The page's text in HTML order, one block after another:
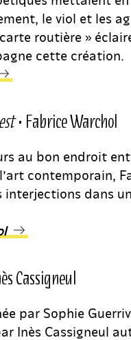
le viol et les
routière »
cette création.
• Fabrice Warchol
au bon endroit
contemporain,
interjections dans
Cassigneul
par Sophie
Inès Cassigneul